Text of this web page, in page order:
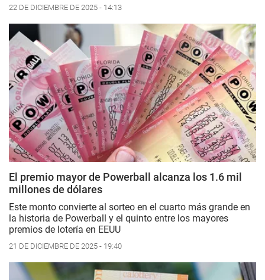
22 DE DICIEMBRE DE 2025 - 14:13
El premio mayor de Powerball alcanza los 1.6 mil
millones de dólares
Este monto convierte al sorteo en el cuarto más grande en
la historia de Powerball y el quinto entre los mayores
premios de lotería en EEUU
21 DE DICIEMBRE DE 2025 - 19:40